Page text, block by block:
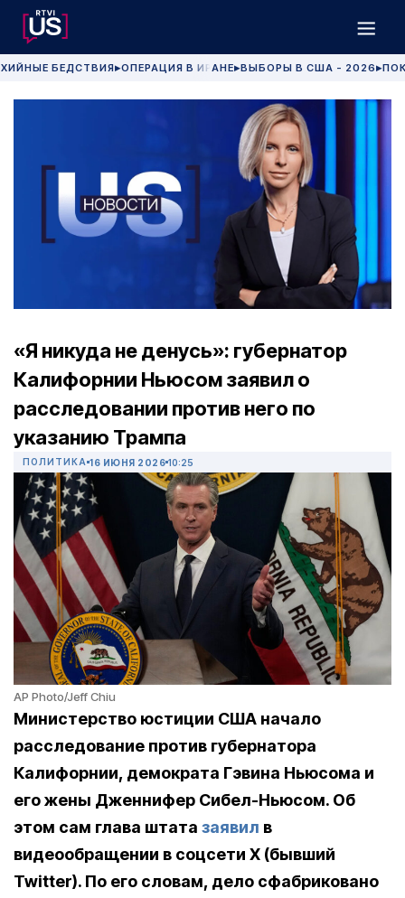
БЕДСТВИЯ▶ОПЕРАЦИЯ В ИРАНЕ▶ВЫБОРЫ В США - 2026 ▶
«Я никуда не денусь»: губернатор
Калифорнии Ньюсом заявил о
расследовании против него по
указанию Трампа
ПОЛИТИКА 16 ИЮНЯ 2026 10:25
AP Photo/Jeff Chiu
Министерство юстиции США начало
расследование против губернатора
Калифорнии, демократа Гэвина Ньюсома и
его жены Дженнифер Сибел-Ньюсом. Об
этом сам глава штата заявил в
видеообращении в соцсети X (бывший
Twitter). По его словам, дело сфабриковано